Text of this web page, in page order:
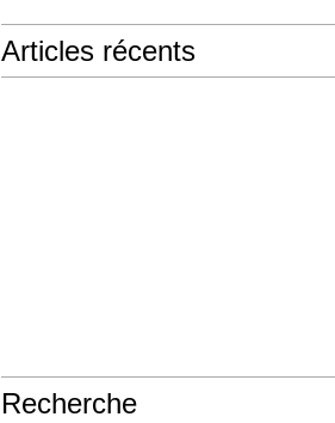
Articles récents
Recherche